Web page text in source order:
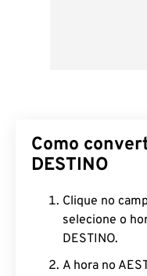
Como
DESTINO
Clique no
selecione o
DESTINO.
A hora no